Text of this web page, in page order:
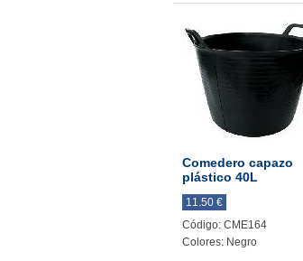
Comedero capazo
plástico 40L
11.50 €
Código: CME164
Colores: Negro